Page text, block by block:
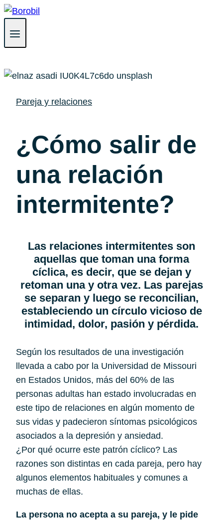
Saltar
contenido
Pareja y relaciones
¿Cómo salir de
una relación
intermitente?
Las relaciones intermitentes son
aquellas que toman una forma
cíclica, es decir, que se dejan y
retoman una y otra vez. Las parejas
se separan y luego se reconcilian,
estableciendo un círculo vicioso de
intimidad, dolor, pasión y pérdida.
Según los resultados de una investigación
llevada a cabo por la Universidad de Missouri
en Estados Unidos, más del 60% de las
personas adultas han estado involucradas en
este tipo de relaciones en algún momento de
sus vidas y padecieron síntomas psicológicos
asociados a la depresión y ansiedad.
¿Por qué ocurre este patrón cíclico? Las
razones son distintas en cada pareja, pero hay
algunos elementos habituales y comunes a
muchas de ellas.
La persona no acepta a su pareja, y le pide